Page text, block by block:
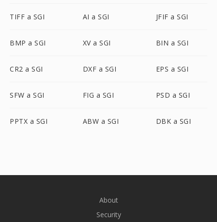
TIFF a SGI AI a SGI JFIF a SGI
BMP a SGI XV a SGI BIN a SGI
CR2 a SGI DXF a SGI EPS a SGI
SFW a SGI FIG a SGI PSD a SGI
PPTX a SGI ABW a SGI DBK a SGI
About
Security